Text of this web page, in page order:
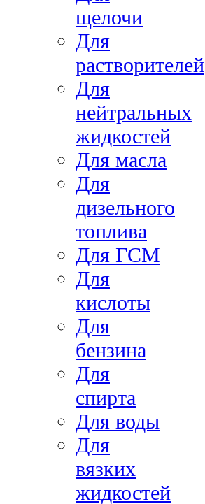
щелочи
Для
растворителей
Для
нейтральных
жидкостей
Для масла
Для
дизельного
топлива
Для ГСМ
Для
кислоты
Для
бензина
Для
спирта
Для воды
Для
вязких
жидкостей